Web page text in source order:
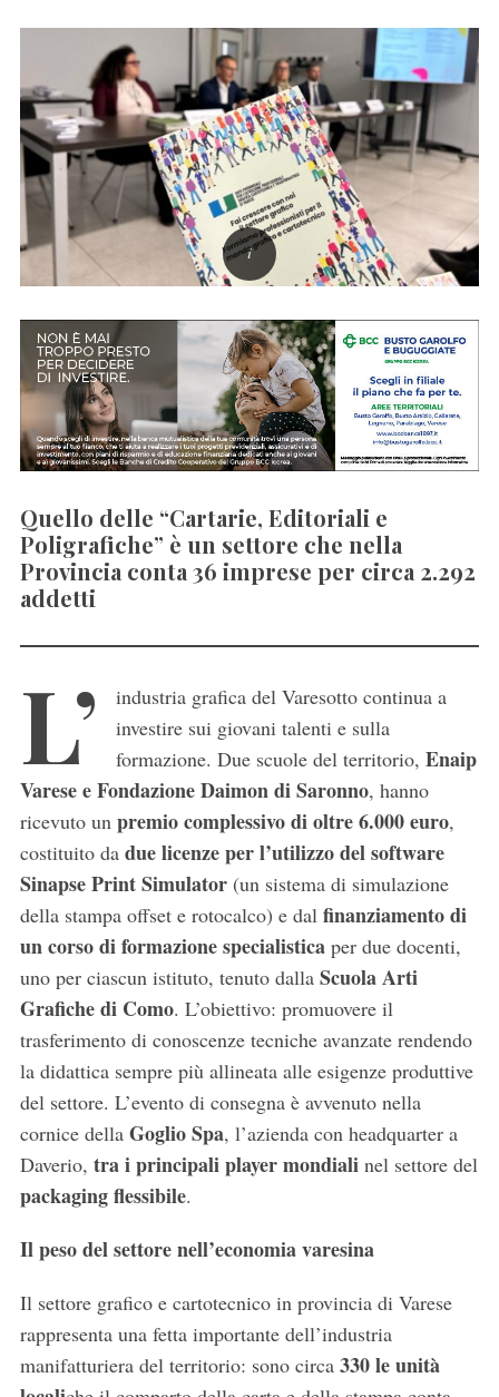
Quello delle “Cartarie, Editoriali e
Poligrafiche” è un settore che nella
Provincia conta 36 imprese per circa 2.292
addetti
L’
industria grafica del Varesotto continua a
investire sui giovani talenti e sulla
formazione. Due scuole del territorio, Enaip
Varese e Fondazione Daimon di Saronno, hanno
ricevuto un premio complessivo di oltre 6.000 euro,
costituito da due licenze per l’utilizzo del software
Sinapse Print Simulator(un sistema di simulazione
della stampa offset e rotocalco) e dal finanziamento di
un corso di formazione specialisticaper due docenti,
uno per ciascun istituto, tenuto dalla Scuola Arti
Grafiche di Como. L’obiettivo: promuovere il
trasferimento di conoscenze tecniche avanzate rendendo
la didattica sempre più allineata alle esigenze produttive
del settore. L’evento di consegna è avvenuto nella
cornice della Goglio Spa, l’azienda con headquarter a
Daverio, tra i principali player mondiali nel settore del
packaging flessibile.
Il peso del settore nell’economia varesina
Il settore grafico e cartotecnico in provincia di Varese
rappresenta una fetta importante dell’industria
manifatturiera del territorio: sono circa 330 le unità